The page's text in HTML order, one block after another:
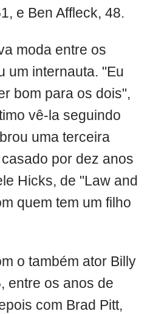
e Ben Affleck, 48.
moda entre os
um internauta. "Eu
bom para os dois",
vê-la seguindo
uma terceira
por dez anos
Hicks, de "Law and
quem tem um filho
o também ator Billy
entre os anos de
com Brad Pitt,